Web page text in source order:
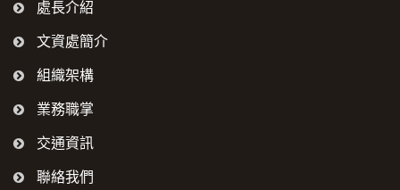
處長介紹
文資處簡介
組織架構
業務職掌
交通資訊
聯絡我們